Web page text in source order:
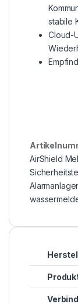
stabile
Cloud-
AirShield